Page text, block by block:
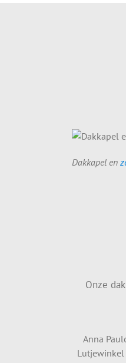
Dakkapel en
Onze
Anna
Lutjewinkel